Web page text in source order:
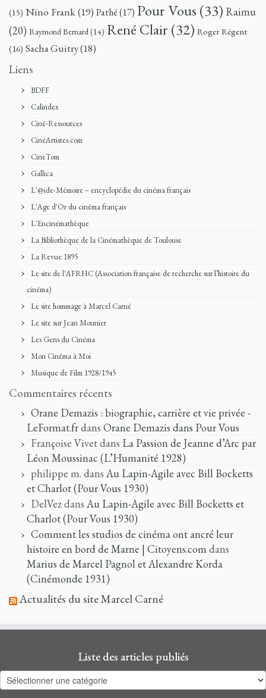
(15) Nino Frank(19) Pathé(17) Pour Vous (33) Raimu
(20) Raymond Bernard(14) René Clair (32) Roger Régent
(16) Sacha Guitry(18)
Liens
BDFF
Calindex
Ciné-Ressources
CinéArtistes.com
CineTom
Gallica
L'@ide-Mémoire – encyclopédie du cinéma français
L'Age d'Or du cinéma français
L'Encinémathèque
La Bibliothèque de la Cinémathèque de Toulouse
La Revue 1895
Le site de l'AFRHC (Association française de recherche sur l’histoire du
cinéma)
Le site hommage à Marcel Carné
Le site sur Jean Mounier
Les Gens du Cinéma
Mon Cinéma à Moi
Musique de Film 1928/1945
Commentaires récents
Orane Demazis : biographie, carrière et vie privée -
LeFormat.frdans Orane Demazis dans Pour Vous
Françoise Vivetdans La Passion de Jeanne d’Arc par
Léon Moussinac (L’Humanité 1928)
philippe m. dans Au Lapin-Agile avec Bill Bocketts
et Charlot (Pour Vous 1930)
DelVezdans Au Lapin-Agile avec Bill Bocketts et
Charlot (Pour Vous 1930)
Comment les studios de cinéma ont ancré leur
histoire en bord de Marne | Citoyens.comdans
Marius de Marcel Pagnol et Alexandre Korda
(Cinémonde 1931)
Actualités du site Marcel Carné
Liste des articles publiés
Liste
des